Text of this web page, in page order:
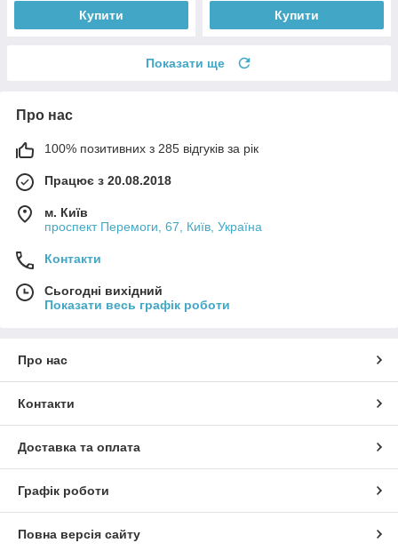
Купити Купити
Показати ще
Про нас
100% позитивних з 285 відгуків за рік
Працює з 20.08.2018
м. Київ
проспект Перемоги, 67, Київ, Україна
Контакти
Сьогодні вихідний
Показати весь графік роботи
Про нас
Контакти
Доставка та оплата
Графік роботи
Повна версія сайту